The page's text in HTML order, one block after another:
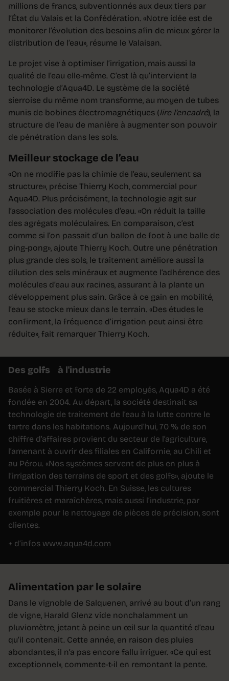
millions de francs, subventionnés aux deux tiers par
l’État du Valais et la Confédération. «Notre idée est de
monitorer l’évolution des besoins afin de mieux gérer la
distribution de l’eau», résume le Valaisan.
Le projet vise à optimiser l’irrigation, mais aussi la
qualité de l’eau elle-même. C’est là qu’intervient la
technologie d’Aqua4D. Le système de la société
sierroise du même nom transforme, au moyen de tubes
munis de bobines électromagnétiques (lire l’encadré), la
structure de l’eau de manière à augmenter son pouvoir
de pénétration dans les sols.
Meilleur stockage de l’eau
«On ne modifie pas la chimie de l’eau, seulement sa
structure», précise Thierry Koch, commercial pour
Aqua4D. Plus précisément, la technologie agit sur
l’association des molécules d’eau. «On réduit la taille
des agrégats moléculaires. En comparaison, c’est
comme si l’on passait d’un ballon de foot à une balle de
ping-pong», ajoute Thierry Koch. Outre une pénétration
plus grande des sols, le traitement améliore aussi la
dilution des sels minéraux et augmente l’adhérence des
molécules d’eau aux racines, assurant à la plante un
développement plus sain. Grâce à ce gain en mobilité,
l’eau se stocke mieux dans le terrain. «Des études le
confirment, la fréquence d’irrigation peut ainsi être
réduite», fait remarquer Thierry Koch.
Des golfs à l'industrie
Basée à Sierre et forte de 22 employés, Aqua4D a été
fondée en 2004. Au départ, la société destinait sa
technologie de traitement de l’eau à la lutte contre le
tartre dans les habitations. Aujourd’hui, 70 % de son
chiffre d’affaires provient du secteur de l’agriculture,
l’amenant à ouvrir des filiales en Californie, au Chili et
au Pérou. «Nos systèmes servent de plus en plus à
l’irrigation des terrains de sport et des golfs», ajoute le
commercial Thierry Koch. En Suisse, les cultures
fruitières et maraîchères, mais aussi l’industrie, par
exemple pour le nettoyage de pièces de précision, sont
clientes.
+ d’infos www.aqua4d.com
Alimentation par le solaire
Dans le vignoble de Salquenen, arrivé au bout d’un rang
de vigne, Harald Glenz vide nonchalamment un
pluviomètre, jetant à peine un œil sur la quantité d’eau
qu’il contenait. Cette année, en raison des pluies
abondantes, il n’a pas encore fallu irriguer. «Ce qui est
exceptionnel», commente-t-il en remontant la pente.